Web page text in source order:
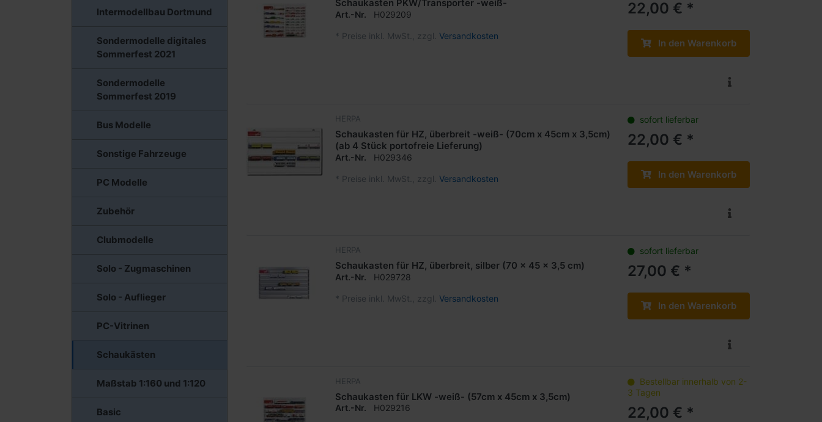
Intermodellbau Dortmund
Sondermodelle digitales
Sommerfest 2021
Sondermodelle
Sommerfest 2019
Bus Modelle
Sonstige Fahrzeuge
PC Modelle
Zubehör
Clubmodelle
Solo - Zugmaschinen
Solo - Auflieger
PC-Vitrinen
Schaukästen
Maßstab 1:160 und 1:120
Basic
Schaukasten PKW/Transporter -weiß-
Art.-Nr. H029209
* Preise inkl. MwSt., zzgl. Versandkosten
22,00 € *
In den Warenkorb
HERPA
Schaukasten für HZ, überbreit -weiß- (70cm x 45cm x 3,5cm)
(ab 4 Stück portofreie Lieferung)
Art.-Nr. H029346
* Preise inkl. MwSt., zzgl. Versandkosten
sofort lieferbar
22,00 € *
In den Warenkorb
HERPA
Schaukasten für HZ, überbreit, silber (70 x 45 x 3,5 cm)
Art.-Nr. H029728
* Preise inkl. MwSt., zzgl. Versandkosten
sofort lieferbar
27,00 € *
In den Warenkorb
HERPA
Schaukasten für LKW -weiß- (57cm x 45cm x 3,5cm)
Art.-Nr. H029216
Bestellbar innerhalb von 2-
3 Tagen
22,00 € *